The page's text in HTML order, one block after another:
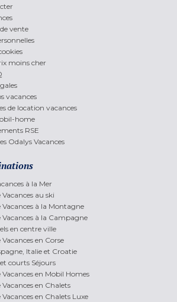
vente
moins cher
vacances
de location vacances
home
RSE
Odalys Vacances
à la Mer
au ski
Vacances à la Montagne
Vacances à la Campagne
en centre ville
en Corse
Italie et Croatie
courts Séjours
en Mobil Homes
en Chalets
en Chalets Luxe